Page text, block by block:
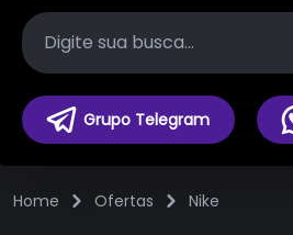
Grupo Telegram
Home Ofertas Nike